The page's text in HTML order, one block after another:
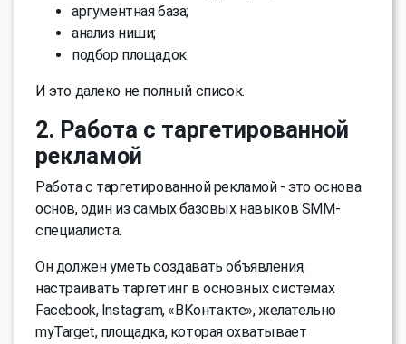
аргументная база;
анализ ниши;
подбор площадок.
И это далеко не полный список.
2. Работа с таргетированной
рекламой
Работа с таргетированной рекламой - это основа
основ, один из самых базовых навыков SMM-
специалиста.
Он должен уметь создавать объявления,
настраивать таргетинг в основных системах
Facebook, Instagram, «ВКонтакте», желательно
myTarget, площадка, которая охватывает